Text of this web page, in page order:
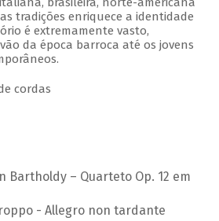
tradições enriquece a identidade
é extremamente vasto,
da época barroca até os jovens
Bartholdy – Quarteto Op. 12 em
- Allegro non tardante